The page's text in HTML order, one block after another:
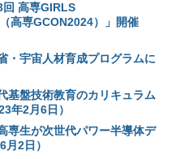
回 高専GIRLS
専GCON2024）」開催
・宇宙人材育成プログラムに
基盤技術教育のカリキュラム
年2月6日）
専生が次世代パワー半導体デ
2日）